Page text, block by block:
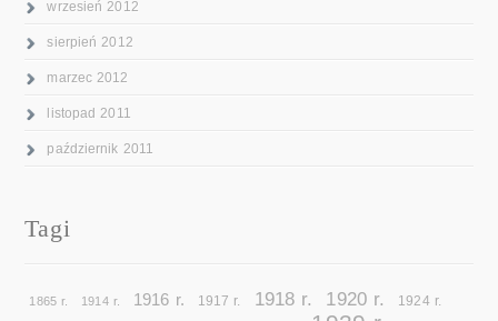
wrzesień 2012
sierpień 2012
marzec 2012
listopad 2011
październik 2011
Tagi
1865 r. 1914 r. 1916 r. 1917 r. 1918 r. 1920 r. 1924 r.